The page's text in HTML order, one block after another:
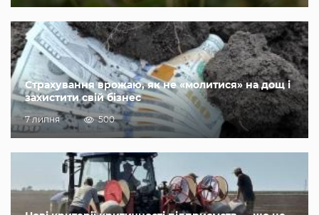
Страхування врожаю, як не «молитися» на дощ і
захистити свій бізнес
7 липня 500